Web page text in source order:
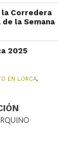
Corredera
la Semana
2025
EN LORCA,